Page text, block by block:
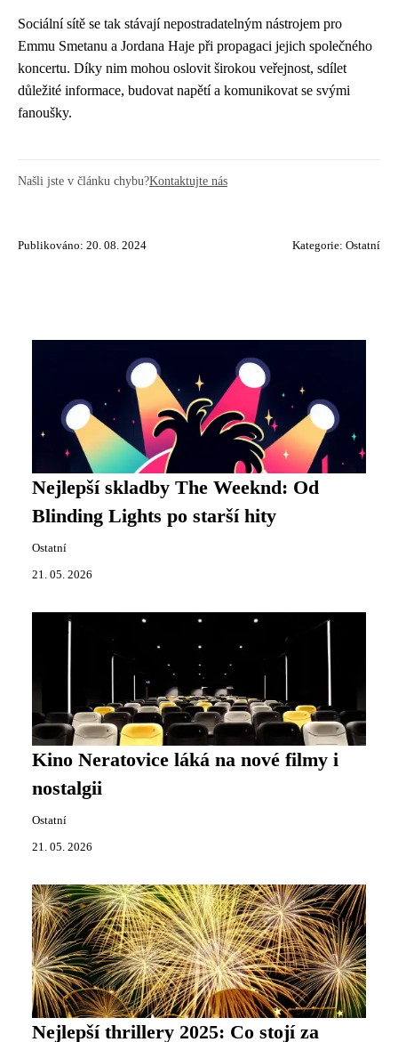
Sociální sítě se tak stávají nepostradatelným nástrojem pro
Emmu Smetanu a Jordana Haje při propagaci jejich společného
koncertu. Díky nim mohou oslovit širokou veřejnost, sdílet
důležité informace, budovat napětí a komunikovat se svými
fanoušky.
Našli jste v článku chybu?Kontaktujte nás
Publikováno: 20. 08. 2024 Kategorie: Ostatní
Nejlepší skladby The Weeknd: Od
Blinding Lights po starší hity
Ostatní
21. 05. 2026
Kino Neratovice láká na nové filmy i
nostalgii
Ostatní
21. 05. 2026
Nejlepší thrillery 2025: Co stojí za